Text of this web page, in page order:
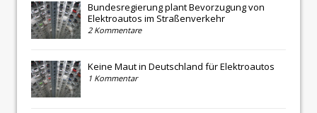
Bundesregierung plant Bevorzugung von
Elektroautos im Straßenverkehr
2 Kommentare
Keine Maut in Deutschland für Elektroautos
1 Kommentar